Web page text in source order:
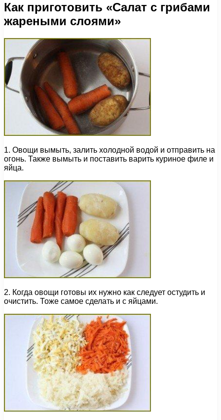
Как приготовить «Салат с грибами
жареными слоями»
1. Овощи вымыть, залить холодной водой и отправить на
огонь. Также вымыть и поставить варить куриное филе и
яйца.
2. Когда овощи готовы их нужно как следует остудить и
очистить. Тоже самое сделать и с яйцами.